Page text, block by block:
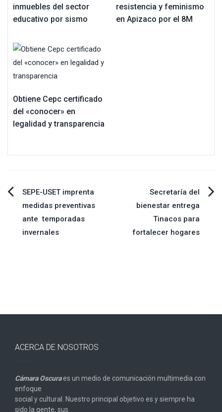
inmuebles del sector
educativo por sismo
resistencia y feminismo
en Apizaco por el 8M
Obtiene Cepc certificado
del «conocer» en
legalidad y transparencia
Navegación
de
SEPE-USET imprenta
medidas preventivas
ante temporadas
invernales
Secretaría del
bienestar entrega
Tinacos para
fortalecer hogares
ACERCA DE NOSOTROS
Cámara Oscuraes un medio de comunicación multimedia con
enfoque
social y cultural. Nuestro principal objetivo es y siempre ha
sido la gente, sus